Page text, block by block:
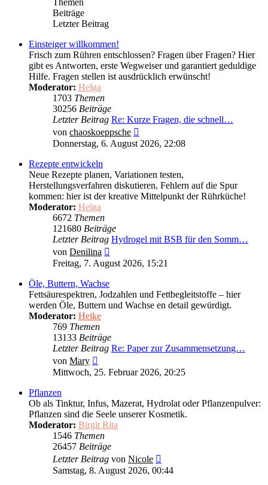
Themen
Beiträge
Letzter Beitrag
Einsteiger willkommen!
Frisch zum Rühren entschlossen? Fragen über Fragen? Hier
gibt es Antworten, erste Wegweiser und garantiert geduldige
Hilfe. Fragen stellen ist ausdrücklich erwünscht!
Moderator: Helga
1703 Themen
30256 Beiträge
Letzter Beitrag Re: Kurze Fragen, die schnell…
von chaoskoeppsche
Beitrag
Donnerstag, 6. August 2026, 22:08
Rezepte entwickeln
Neue Rezepte planen, Variationen testen,
Herstellungsverfahren diskutieren, Fehlern auf die Spur
kommen: hier ist der kreative Mittelpunkt der Rührküche!
Moderator: Helga
6672 Themen
121680 Beiträge
Letzter Beitrag Hydrogel mit BSB für den Somm…
von Denilina
Beitrag
Freitag, 7. August 2026, 15:21
Öle, Buttern, Wachse
Fettsäurespektren, Jodzahlen und Fettbegleitstoffe – hier
werden Öle, Buttern und Wachse en detail gewürdigt.
Moderator: Heike
769 Themen
13133 Beiträge
Letzter Beitrag Re: Paper zur Zusammensetzung…
von Mary
Beitrag
Mittwoch, 25. Februar 2026, 20:25
Pflanzen
Ob als Tinktur, Infus, Mazerat, Hydrolat oder Pflanzenpulver:
Pflanzen sind die Seele unserer Kosmetik.
Moderator: Birgit Rita
1546 Themen
26457 Beiträge
Letzter Beitrag von Nicole
Beitrag
Samstag, 8. August 2026, 00:44